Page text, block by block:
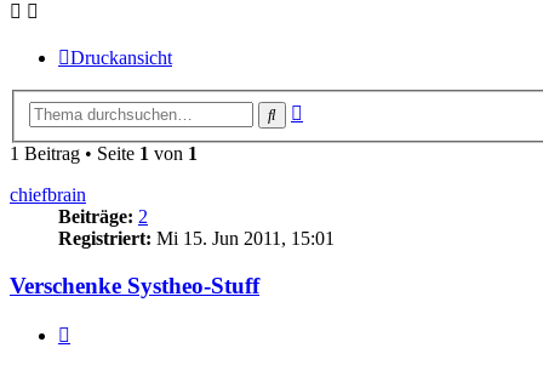
Druckansicht
Suche
1 Beitrag • Seite 1 von 1
chiefbrain
Beiträge: 2
Registriert: Mi 15. Jun 2011, 15:01
Verschenke Systheo-Stuff